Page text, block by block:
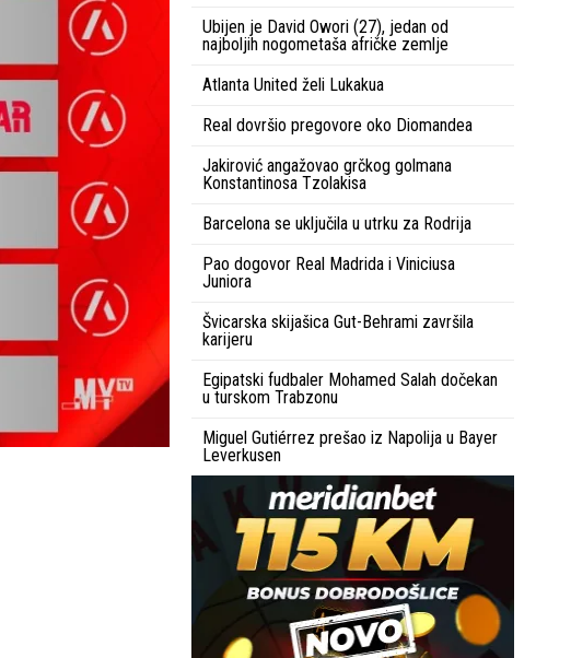
Ubijen je David Owori (27), jedan od
najboljih nogometaša afričke zemlje
Atlanta United želi Lukakua
Real dovršio pregovore oko Diomandea
Jakirović angažovao grčkog golmana
Konstantinosa Tzolakisa
Barcelona se uključila u utrku za Rodrija
Pao dogovor Real Madrida i Viniciusa
Juniora
Švicarska skijašica Gut-Behrami završila
karijeru
Egipatski fudbaler Mohamed Salah dočekan
u turskom Trabzonu
Miguel Gutiérrez prešao iz Napolija u Bayer
Leverkusen